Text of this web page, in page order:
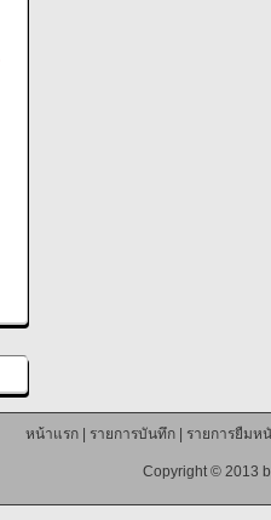
หน้าแรก| รายการบันทึก| รายการยืมห
Copyright © 2013